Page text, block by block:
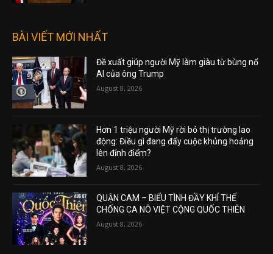
BÀI VIẾT MỚI NHẤT
Đề xuất giúp người Mỹ làm giàu từ bùng nổ
AI của ông Trump
August 8, 2026
Hơn 1 triệu người Mỹ rời bỏ thị trường lao
động: Điều gì đang đẩy cuộc khủng hoảng
lên đỉnh điểm?
August 8, 2026
QUẬN CAM – BIỂU TÌNH ĐẦY KHÍ THẾ
CHỐNG CA NÔ VIỆT CỘNG QUỐC THIÊN
August 8, 2026